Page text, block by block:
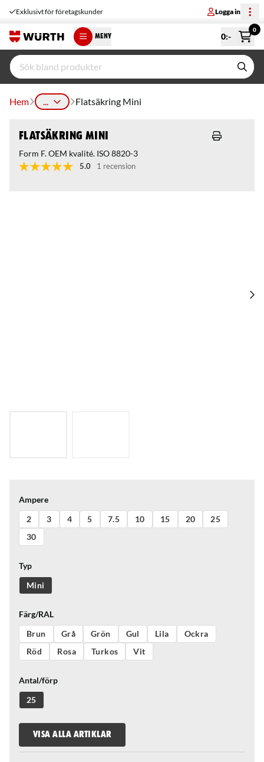
Exklusivt för företagskunder Logga in
MENY 0:-
0
Hem ... Flatsäkring Mini
Flatsäkring Mini
Form F. OEM kvalité. ISO 8820-3
5.0 1 recension
Ampere
2
3 4 5 7.5 10 15 20
25
30
Typ
Mini
Färg/RAL
Brun
Grå Grön Gul Lila
Ockra
Röd
Rosa Turkos Vit
Antal/förp
25
VISA ALLA ARTIKLAR